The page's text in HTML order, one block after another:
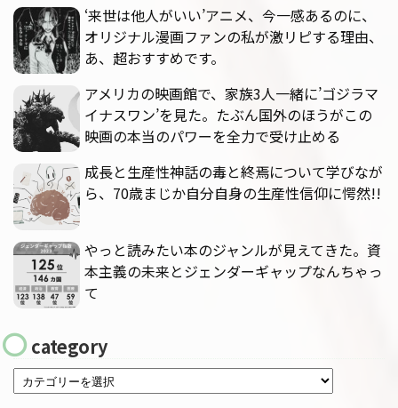
‘来世は他人がいい’アニメ、今一感あるのに、
オリジナル漫画ファンの私が激リピする理由、
あ、超おすすめです。
アメリカの映画館で、家族3人一緒に’ゴジラマ
イナスワン’を見た。たぶん国外のほうがこの
映画の本当のパワーを全力で受け止める
成長と生産性神話の毒と終焉について学びなが
ら、70歳まじか自分自身の生産性信仰に愕然!!
やっと読みたい本のジャンルが見えてきた。資
本主義の未来とジェンダーギャップなんちゃっ
て
category